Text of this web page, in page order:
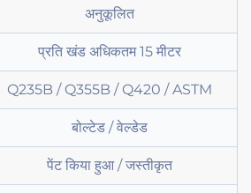
अनुकूलित
प्रति खंड अधिकतम 15 मीटर
Q235B / Q355B / Q420 / ASTM
बोल्टेड / वेल्डेड
पेंट किया हुआ / जस्तीकृत